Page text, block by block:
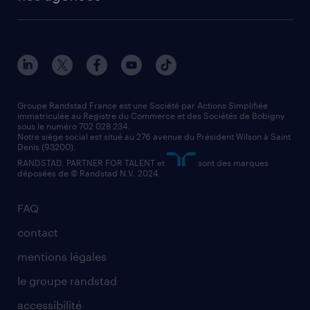
manutentionnaire
assistant administratif
comptable
solutions opérationnelles
contact entreprise
faq intérim / recrutement
nos agences par ville
nos agences par région
nos cabinets de recrutement
FAQ
contact
mentions légales
le groupe randstad
accessibilité
Groupe Randstad France est une Société par Actions Simplifiée
immatriculée au Registre du Commerce et des Sociétés de Bobigny
sous le numéro 702 028 234.
Notre siège social est situé au 276 avenue du Président Wilson à Saint
Denis (93200).
RANDSTAD, PARTNER FOR TALENT et
sont des marques
déposées de © Randstad N.V. 2024.